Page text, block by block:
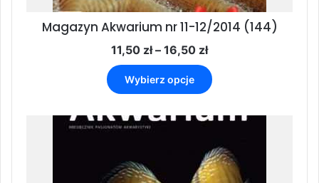
Magazyn Akwarium nr 11-12/2014 (144)
11,50 zł – 16,50 złZakres
od
11,50 zł
16,50 zł
Wybierz opcje
produkt
wiele
Opcje
można
wybrać